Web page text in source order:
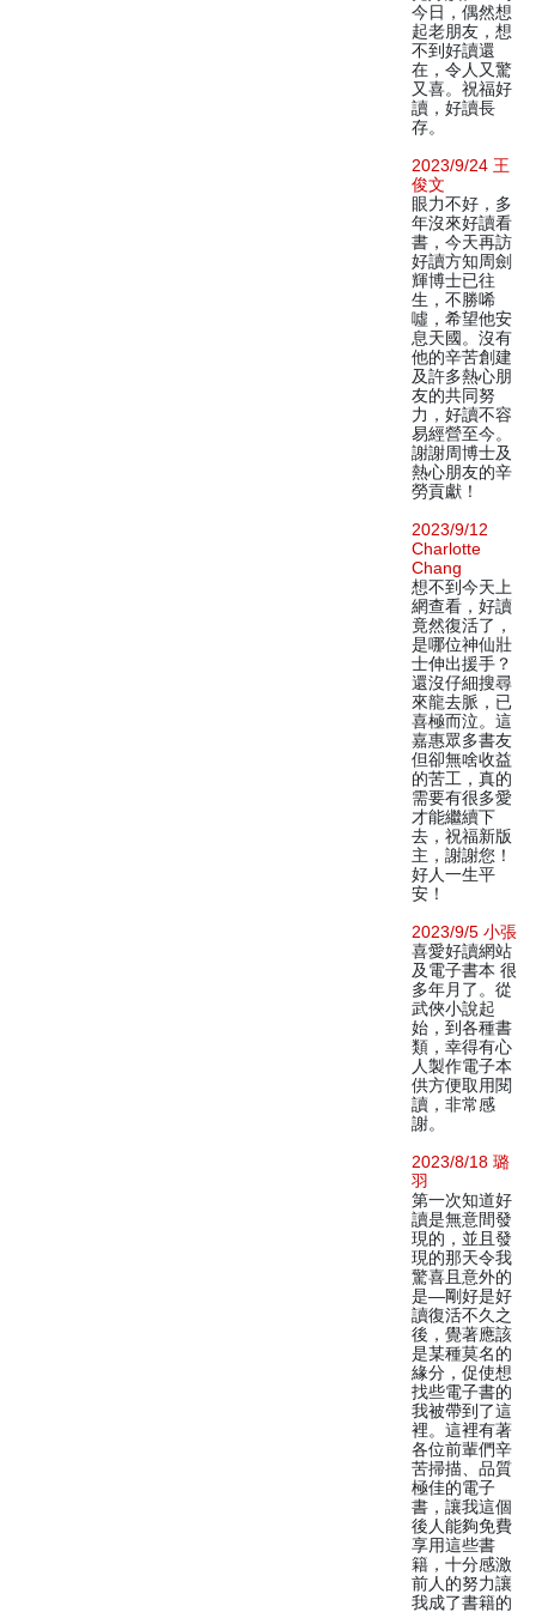
今日，偶然想
起老朋友，想
不到好讀還
在，令人又驚
又喜。祝福好
讀，好讀長
存。
2023/9/24 王
俊文
眼力不好，多
年沒來好讀看
書，今天再訪
好讀方知周劍
輝博士已往
生，不勝唏
噓，希望他安
息天國。沒有
他的辛苦創建
及許多熱心朋
友的共同努
力，好讀不容
易經營至今。
謝謝周博士及
熱心朋友的辛
勞貢獻！
2023/9/12
Charlotte
Chang
想不到今天上
網查看，好讀
竟然復活了，
是哪位神仙壯
士伸出援手？
還沒仔細搜尋
來龍去脈，已
喜極而泣。這
嘉惠眾多書友
但卻無啥收益
的苦工，真的
需要有很多愛
才能繼續下
去，祝福新版
主，謝謝您！
好人一生平
安！
2023/9/5 小張
喜愛好讀網站
及電子書本 很
多年月了。從
武俠小說起
始，到各種書
類，幸得有心
人製作電子本
供方便取用閱
讀，非常感
謝。
2023/8/18 璐
羽
第一次知道好
讀是無意間發
現的，並且發
現的那天令我
驚喜且意外的
是—剛好是好
讀復活不久之
後，覺著應該
是某種莫名的
緣分，促使想
找些電子書的
我被帶到了這
裡。這裡有著
各位前輩們辛
苦掃描、品質
極佳的電子
書，讓我這個
後人能夠免費
享用這些書
籍，十分感激
前人的努力讓
我成了書籍的